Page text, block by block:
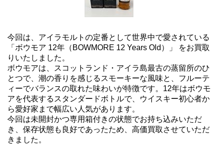
今回は、アイラモルトの定番として世界中で愛されている
「ボウモア 12年（BOWMORE 12 Years Old）」 をお買取
りいたしました。
ボウモアは、スコットランド・アイラ島最古の蒸留所のひ
とつで、潮の香りを感じるスモーキーな風味と、フルーテ
ィーでバランスの取れた味わいが特徴です。12年はボウモ
アを代表するスタンダードボトルで、ウイスキー初心者か
ら愛好家まで幅広い人気があります。
今回は未開封かつ専用箱付きの状態でお持ち込みいただ
き、保存状態も良好であったため、高価買取させていただ
きました。